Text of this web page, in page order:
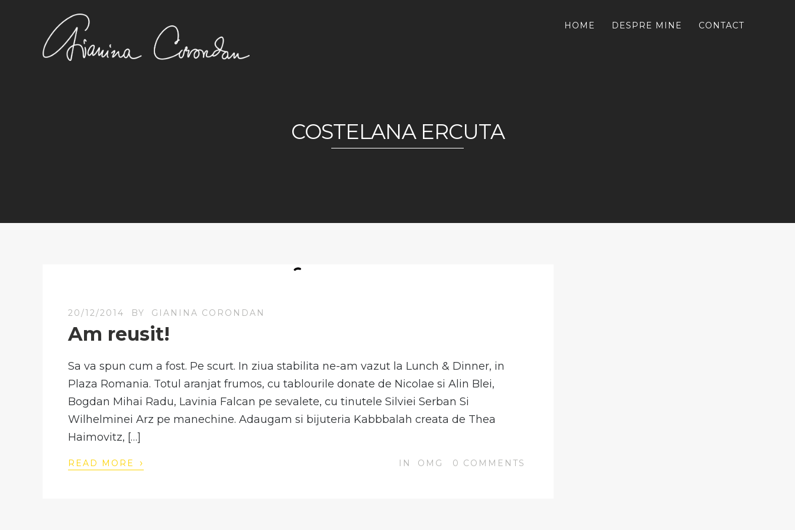
HOME DESPRE MINE CONTACT
COSTELANA ERCUTA
20/12/2014 BY GIANINA CORONDAN
Am reusit!
Sa va spun cum a fost. Pe scurt. In ziua stabilita ne-am vazut la Lunch & Dinner, in
Plaza Romania. Totul aranjat frumos, cu tablourile donate de Nicolae si Alin Blei,
Bogdan Mihai Radu, Lavinia Falcan pe sevalete, cu tinutele Silviei Serban Si
Wilhelminei Arz pe manechine. Adaugam si bijuteria Kabbbalah creata de Thea
Haimovitz, […]
READ MORE › IN OMG 0 COMMENTS